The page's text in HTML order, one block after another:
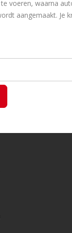
voeren, waarna
aangemaakt. Je